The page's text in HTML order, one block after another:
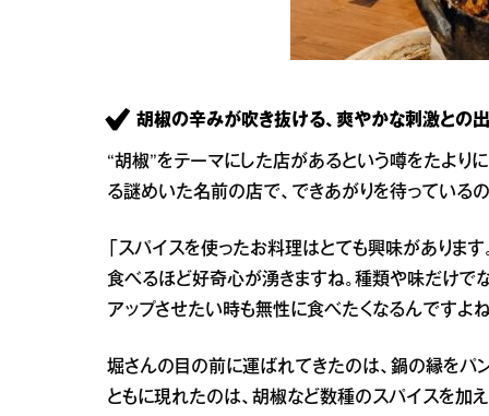
胡椒の辛みが吹き抜ける、爽やかな刺激との出
“胡椒”をテーマにした店があるという噂をたより
る謎めいた名前の店で、できあがりを待っている
「スパイスを使ったお料理はとても興味がありま
食べるほど好奇心が湧きますね。種類や味だけで
アップさせたい時も無性に食べたくなるんですよね
堀さんの目の前に運ばれてきたのは、鍋の縁をパ
ともに現れたのは、胡椒など数種のスパイスを加